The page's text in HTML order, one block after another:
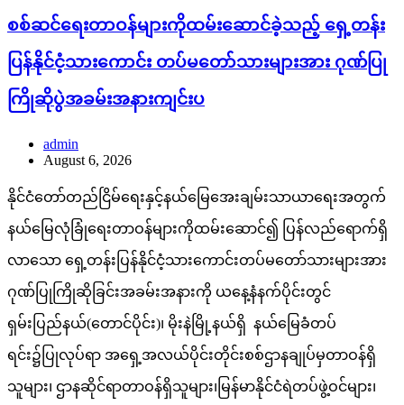
စစ်ဆင်ရေးတာဝန်များကိုထမ်းဆောင်ခဲ့သည့် ရှေ့တန်း
ပြန်နိုင်ငံ့သားကောင်း တပ်မတော်သားများအား ဂုဏ်ပြု
ကြိုဆိုပွဲအခမ်းအနားကျင်းပ
admin
August 6, 2026
နိုင်ငံတော်တည်ငြိမ်ရေးနှင့်နယ်မြေအေးချမ်းသာယာရေးအတွက်
နယ်မြေလုံခြုံရေးတာဝန်များကိုထမ်းဆောင်၍ ပြန်လည်ရောက်ရှိ
လာသော ရှေ့တန်းပြန်နိုင်ငံ့သားကောင်းတပ်မတော်သားများအား
ဂုဏ်ပြုကြိုဆိုခြင်းအခမ်းအနားကို ယနေ့နံနက်ပိုင်းတွင်
ရှမ်းပြည်နယ်(တောင်ပိုင်း)၊ မိုးနဲမြို့နယ်ရှိ နယ်မြေခံတပ်
ရင်း၌ပြုလုပ်ရာ အရှေ့အလယ်ပိုင်းတိုင်းစစ်ဌာနချုပ်မှတာဝန်ရှိ
သူများ၊ ဌာနဆိုင်ရာတာဝန်ရှိသူများ၊မြန်မာနိုင်ငံရဲတပ်ဖွဲ့ဝင်များ၊